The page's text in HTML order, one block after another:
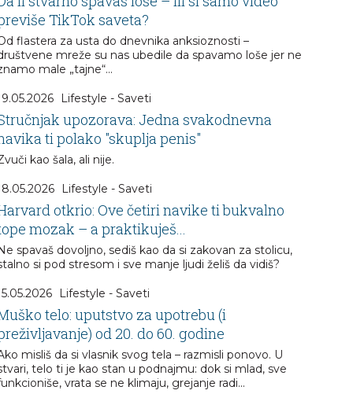
TikTok saveta?
flastera za usta do dnevnika anksioznosti –
mreže su nas ubedile da spavamo loše jer ne
male „tajne“…
Lifestyle - Saveti
upozorava: Jedna svakodnevna
ti polako "skuplja penis"
kao šala, ali nije.
Lifestyle - Saveti
otkrio: Ove četiri navike ti bukvalno
mozak – a praktikuješ...
spavaš dovoljno, sediš kao da si zakovan za stolicu,
si pod stresom i sve manje ljudi želiš da vidiš?
Lifestyle - Saveti
telo: uputstvo za upotrebu (i
od 20. do 60. godine
misliš da si vlasnik svog tela – razmisli ponovo. U
telo ti je kao stan u podnajmu: dok si mlad, sve
vrata se ne klimaju, grejanje radi...